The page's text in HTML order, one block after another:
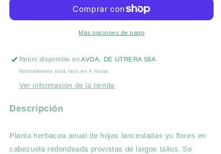
VARIADA
SEMILLAS
3G
DOBLE
VARIADA
SEMILLAS
3G
Más opciones de pago
Retiro disponible enAVDA. DE UTRERA 58A
Normalmente está listo en 4 horas
Ver información de la tienda
Descripción
Planta herbacea anual de hojas lanceoladas yu flores en
cabezuela redondeada provistas de largos tallos. Se